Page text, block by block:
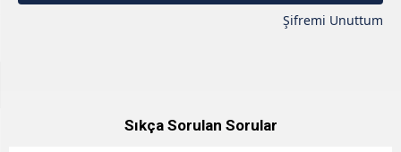
Şifremi Unuttum
Sıkça Sorulan Sorular